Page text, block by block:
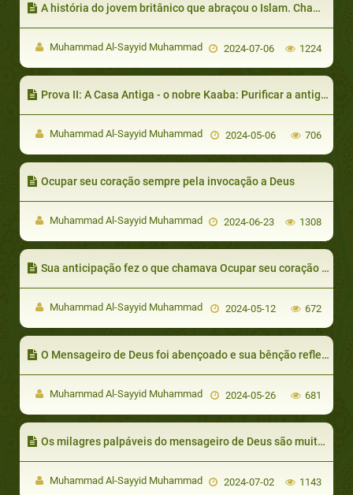
A história do jovem britânico que abraçou o Islam. Chamava-se David Musa Pidcock e depois de declarar-se muçulmano se chama Dawud Musa Pidcock (Dawud é David en árabe)
Muhammad Al-Sayyid Muhammad 2024-07-06 1224
Prova II: A Casa Antiga - o nobre Kaaba: Purificar a antiga Casa dos ídolos e imundície.
Muhammad Al-Sayyid Muhammad 2024-05-06 706
Ocupar seu coração sempre pela invocação a Deus
Muhammad Al-Sayyid Muhammad 2024-06-23 1308
Sua anticipação fez o que chamava Ocupar seu coração sempre pela invocação a Deus
Muhammad Al-Sayyid Muhammad 2024-05-12 672
O Mensageiro de Deus foi abençoado e sua bênção reflectiu-se em todas as pessoas que rodeáram lhe
Muhammad Al-Sayyid Muhammad 2024-05-26 681
Os milagres palpáveis do mensageiro de Deus são muitos, mas vamos limitar-nos a mencionar os seguintes
Muhammad Al-Sayyid Muhammad 2024-07-02 1143